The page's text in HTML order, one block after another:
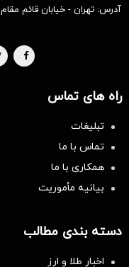
آدرس: تهران - خیابان قائم
راه های تماس
تبلیغات
تماس با ما
همکاری با ما
بیانیه مأموریت
دسته بندی مطالب
اخبار طلا و ارز